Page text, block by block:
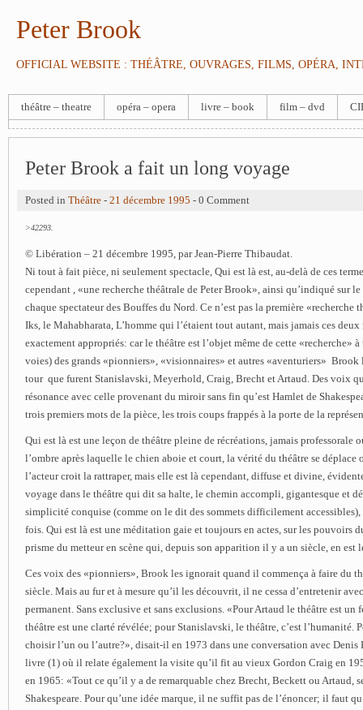
Peter Brook
OFFICIAL WEBSITE : THÉÂTRE, OUVRAGES, FILMS, OPÉRA,
théâtre – theatre opéra – opera livre – book film – dvd
Peter Brook a fait un long voyage
Posted in Théâtre - 21 décembre 1995 - 0 Comment
>42293.
© Libération – 21 décembre 1995, par Jean-Pierre Thibaudat.
Ni tout à fait pièce, ni seulement spectacle, Qui est là est, au-delà de ces
cependant ­, «une recherche théâtrale de Peter Brook», ainsi qu’indiqué sur
chaque spectateur des Bouffes du Nord. Ce n’est pas la première «recherche
Iks, le Mahabharata, L’homme qui l’étaient tout autant, mais jamais ces deux
exactement appropriés: car le théâtre est l’objet même de cette «recherche»
voies) des grands «pionniers», «visionnaires» et autres «aventuriers»
tour ­ que furent Stanislavski, Meyerhold, Craig, Brecht et Artaud. Des voix
résonance avec celle provenant du miroir sans fin qu’est Hamlet de
trois premiers mots de la pièce, les trois coups frappés à la porte de la
Qui est là est une leçon de théâtre pleine de récréations, jamais professorale
l’ombre après laquelle le chien aboie et court, la vérité du théâtre se déplace
l’acteur croit la rattraper, mais elle est là cependant, diffuse et divine,
voyage dans le théâtre qui dit sa halte, le chemin accompli, gigantesque et
simplicité conquise (comme on le dit des sommets difficilement accessibles),
fois. Qui est là est une méditation gaie et toujours en actes, sur les pouvoirs
prisme du metteur en scène qui, depuis son apparition il y a un siècle, en est
Ces voix des «pionniers», Brook les ignorait quand il commença à faire du
siècle. Mais au fur et à mesure qu’il les découvrit, il ne cessa d’entretenir
permanent. Sans exclusive et sans exclusions. «Pour Artaud le théâtre est un
théâtre est une clarté révélée; pour Stanislavski, le théâtre, c’est l’humanité.
choisir l’un ou l’autre?», disait-il en 1973 dans une conversation avec Denis
livre (1) où il relate également la visite qu’il fit au vieux Gordon Craig en
en 1965: «Tout ce qu’il y a de remarquable chez Brecht, Beckett ou Artaud,
Shakespeare. Pour qu’une idée marque, il ne suffit pas de l’énoncer; il faut